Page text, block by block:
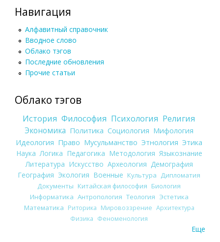
Навигация
Алфавитный справочник
Вводное слово
Облако тэгов
Последние обновления
Прочие статьи
Облако тэгов
История Философия Психология Религия
Экономика Политика Социология Мифология
Идеология Право Мусульманство Этнология Этика
Наука Логика Педагогика Методология Языкознание
Литература Искусство Археология Демография
География Экология Военные Культура
Дипломатия
Документы Китайская философия Биология
Информатика Антропология Теология Эстетика
Математика Риторика Мировоззрение Архитектура
Физика Феноменология
Еще